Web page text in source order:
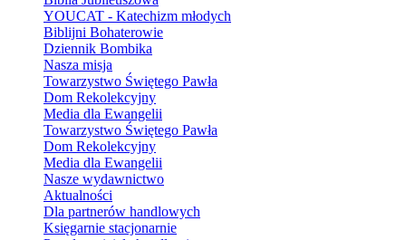
YOUCAT - Katechizm młodych
Biblijni Bohaterowie
Dziennik Bombika
Nasza misja
Towarzystwo Świętego Pawła
Dom Rekolekcyjny
Media dla Ewangelii
Towarzystwo Świętego Pawła
Dom Rekolekcyjny
Media dla Ewangelii
Nasze wydawnictwo
Aktualności
Dla partnerów handlowych
Księgarnie stacjonarnie